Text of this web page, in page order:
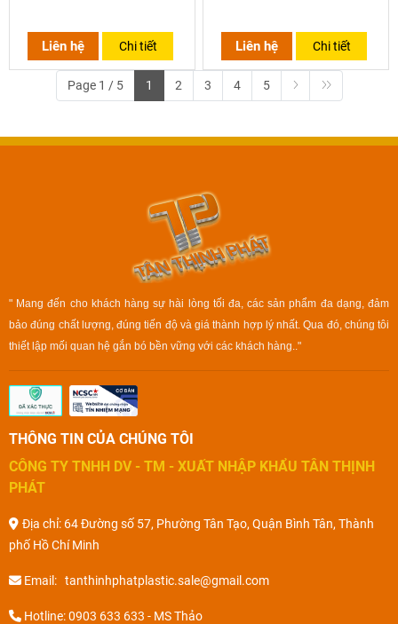
Liên hệ Chi tiết Liên hệ Chi tiết
Page 1 / 5 1 2 3 4 5
" Mang đến cho khách hàng sự hài lòng tối đa, các sản phẩm đa dạng, đảm
bảo đúng chất lượng, đúng tiến độ và giá thành hợp lý nhất. Qua đó, chúng tôi
thiết lập mối quan hệ gắn bó bền vững với các khách hàng.."
THÔNG TIN CỦA CHÚNG TÔI
CÔNG TY TNHH DV - TM - XUẤT NHẬP KHẨU TÂN THỊNH
PHÁT
Địa chỉ: 64 Đường số 57, Phường Tân Tạo, Quận Bình Tân, Thành
phố Hồ Chí Minh
Email: tanthinhphatplastic.sale@gmail.com
Hotline: 0903 633 633 - MS Thảo